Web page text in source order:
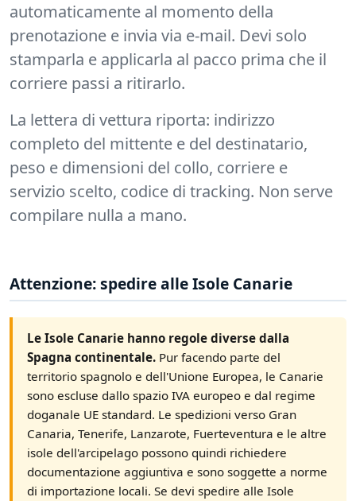
automaticamente al momento della
prenotazione e invia via e-mail. Devi solo
stamparla e applicarla al pacco prima che il
corriere passi a ritirarlo.
La lettera di vettura riporta: indirizzo
completo del mittente e del destinatario,
peso e dimensioni del collo, corriere e
servizio scelto, codice di tracking. Non serve
compilare nulla a mano.
Attenzione: spedire alle Isole Canarie
Le Isole Canarie hanno regole diverse dalla
Spagna continentale. Pur facendo parte del
territorio spagnolo e dell'Unione Europea, le Canarie
sono escluse dallo spazio IVA europeo e dal regime
doganale UE standard. Le spedizioni verso Gran
Canaria, Tenerife, Lanzarote, Fuerteventura e le altre
isole dell'arcipelago possono quindi richiedere
documentazione aggiuntiva e sono soggette a norme
di importazione locali. Se devi spedire alle Isole